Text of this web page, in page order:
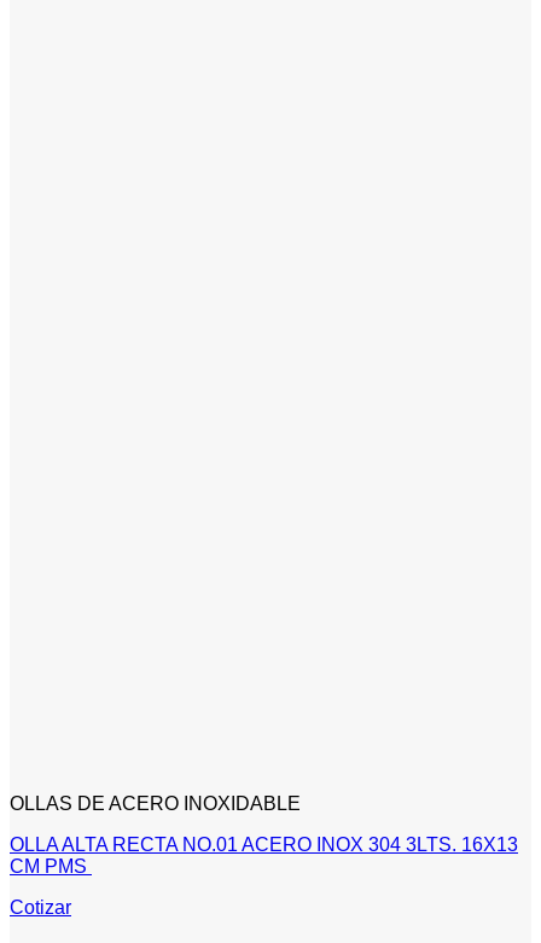
OLLAS DE ACERO INOXIDABLE
OLLA ALTA RECTA NO.01 ACERO INOX 304 3LTS. 16X13
CM PMS
Cotizar